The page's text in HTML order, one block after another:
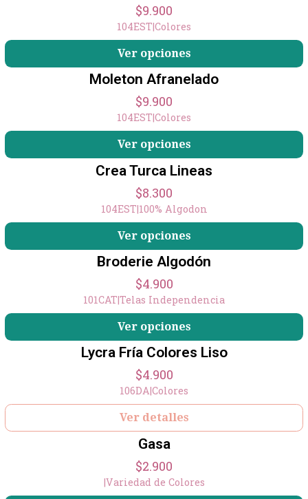
$9.900
104EST|Colores
Ver opciones
Moleton Afranelado
$9.900
104EST|Colores
Ver opciones
Crea Turca Lineas
$8.300
104EST|100% Algodon
Ver opciones
Broderie Algodón
$4.900
101CAT|Telas Independencia
Ver opciones
+14
Lycra Fría Colores Liso
$4.900
106DA|Colores
Ver detalles
+5
Gasa
$2.900
|Variedad de Colores